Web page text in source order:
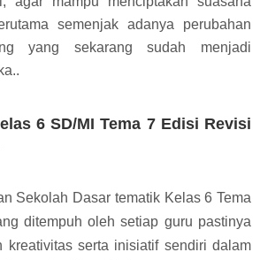
semenjak adanya perubahan
yang sekarang sudah menjadi
6 SD/MI Tema 7 Edisi Revisi
Sekolah Dasar tematik Kelas 6 Tema
ditempuh oleh setiap guru pastinya
kreativitas serta inisiatif sendiri dalam